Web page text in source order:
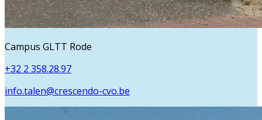
Campus GLTT Rode
+32 2 358.28.97
info.talen@crescendo-cvo.be